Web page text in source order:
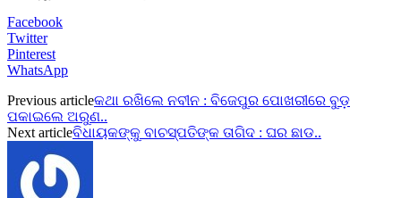
Facebook
Twitter
Pinterest
WhatsApp
Previous articleକଥା ରଖିଲେ ନବୀନ : ବିଜେପୁର ପୋଖରୀରେ ବୁଡ଼
ପକାଇଲେ ଅରୁଣ..
Next articleବିଧାୟକଙ୍କୁ ବାଚସ୍ପତିଙ୍କ ତାଗିଦ : ଘର ଛାଡ..